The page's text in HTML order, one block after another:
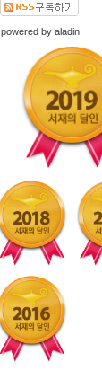
powered by aladin